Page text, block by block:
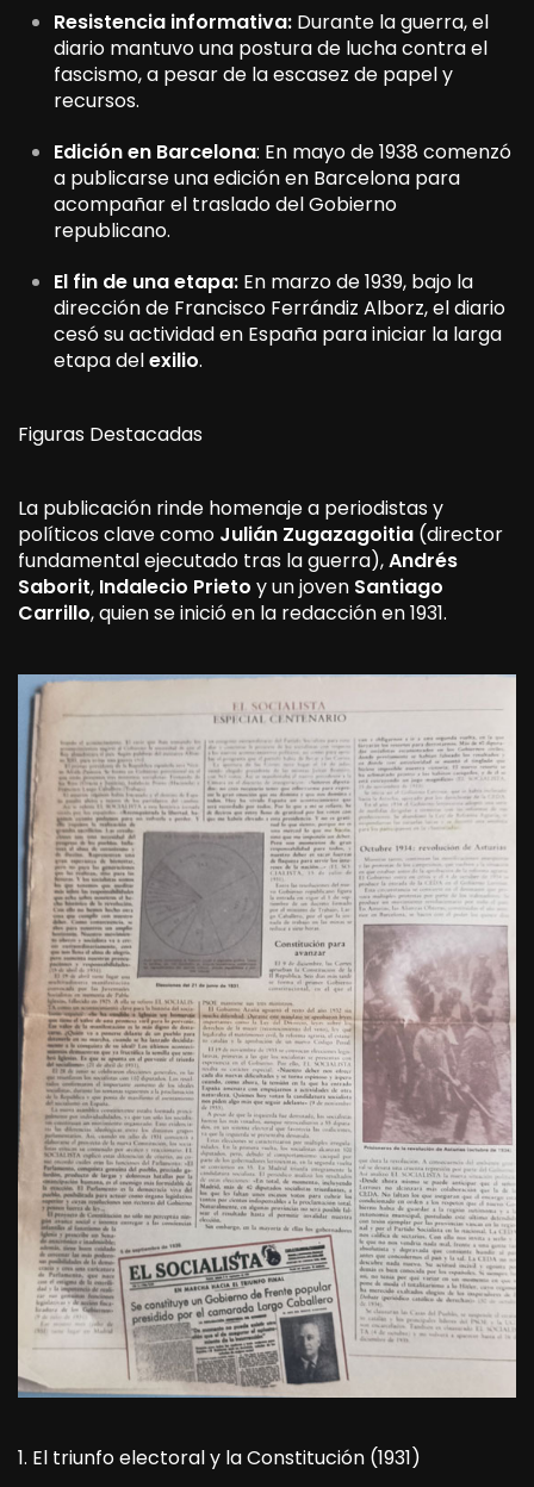
Resistencia informativa: Durante la guerra, el
diario mantuvo una postura de lucha contra el
fascismo, a pesar de la escasez de papel y
recursos.
Edición en Barcelona: En mayo de 1938 comenzó
a publicarse una edición en Barcelona para
acompañar el traslado del Gobierno
republicano.
El fin de una etapa: En marzo de 1939, bajo la
dirección de Francisco Ferrándiz Alborz, el diario
cesó su actividad en España para iniciar la larga
etapa delexilio.
Figuras Destacadas
La publicación rinde homenaje a periodistas y
políticos clave como Julián Zugazagoitia (director
fundamental ejecutado tras la guerra),Andrés
Saborit, Indalecio Prieto y un joven Santiago
Carrillo, quien se inició en la redacción en 1931.
1. El triunfo electoral y la Constitución (1931)